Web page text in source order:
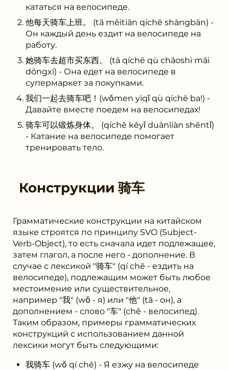
кататься на велосипеде.
他每天骑车上班。 (tā měitiān qíchē shàngbān) -
Он каждый день ездит на велосипеде на
работу.
她骑车去超市买东西。 (tā qíchē qù chāoshì mǎi
dōngxī) - Она едет на велосипеде в
супермаркет за покупками.
我们一起去骑车吧！(wǒmen yìqǐ qù qíchē ba!) -
Давайте вместе поедем на велосипедах!
骑车可以锻炼身体。 (qíchē kěyǐ duànliàn shēntǐ)
- Катание на велосипеде помогает
тренировать тело.
Конструкции骑车
Грамматические конструкции на китайском
языке строятся по принципу SVO (Subject-
Verb-Object), то есть сначала идет подлежащее,
затем глагол, а после него - дополнение. В
случае с лексикой "骑车" (qí chē - ездить на
велосипеде), подлежащим может быть любое
местоимение или существительное,
например "我" (wǒ - я) или "他" (tā - он), а
дополнением - слово "车" (chē - велосипед).
Таким образом, примеры грамматических
конструкций с использованием данной
лексики могут быть следующими:
我骑车 (wǒ qí chē) - Я езжу на велосипеде